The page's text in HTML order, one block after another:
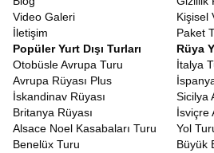
Video Galeri
İletişim
Kişisel
Paket
Popüler Yurt Dışı Turları
Otobüsle Avrupa Turu
Avrupa Rüyası Plus
İskandinav Rüyası
Britanya Rüyası
Alsace Noel Kasabaları Turu
Benelüx Turu
Rüya
İtalya
Sicilya
İsviçre
Yol
Büyük